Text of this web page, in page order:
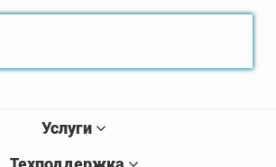
Услуги